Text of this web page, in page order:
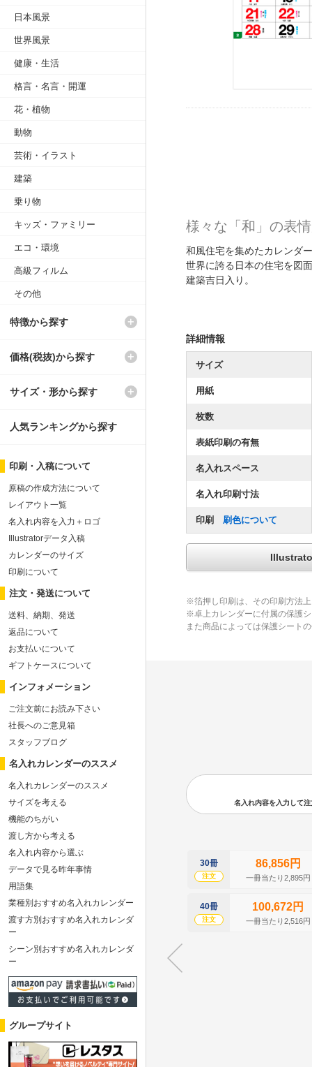
様々な「和」の表
和風住宅を集めたカレンダ
世界に誇る日本の住宅を図
建築吉日入り。
詳細情報
サイズ
用紙
枚数
表紙印刷の有無
名入れスペース
名入れ印刷寸法
印刷 刷色について
※箔押し印刷は、その印刷方法
※卓上カレンダーに付属の保護
また商品によっては保護シート
名入れ内容を入力して
30冊
注文
86,856円
一冊当たり2,895円
40冊
注文
100,672円
一冊当たり2,516円
日本風景
世界風景
健康・生活
格言・名言・開運
花・植物
動物
芸術・イラスト
建築
乗り物
キッズ・ファミリー
エコ・環境
高級フィルム
その他
特徴から探す
価格(税抜)から探す
サイズ・形から探す
人気ランキングから探す
印刷・入稿について
原稿の作成方法について
レイアウト一覧
名入れ内容を入力＋ロゴ
Illustratorデータ入稿
カレンダーのサイズ
印刷について
注文・発送について
送料、納期、発送
返品について
お支払いについて
ギフトケースについて
インフォメーション
ご注文前にお読み下さい
社長へのご意見箱
スタッフブログ
名入れカレンダーのススメ
名入れカレンダーのススメ
サイズを考える
機能のちがい
渡し方から考える
名入れ内容から選ぶ
データで見る昨年事情
用語集
業種別おすすめ名入れカレンダー
渡す方別おすすめ名入れカレンダ
ー
シーン別おすすめ名入れカレンダ
ー
グループサイト